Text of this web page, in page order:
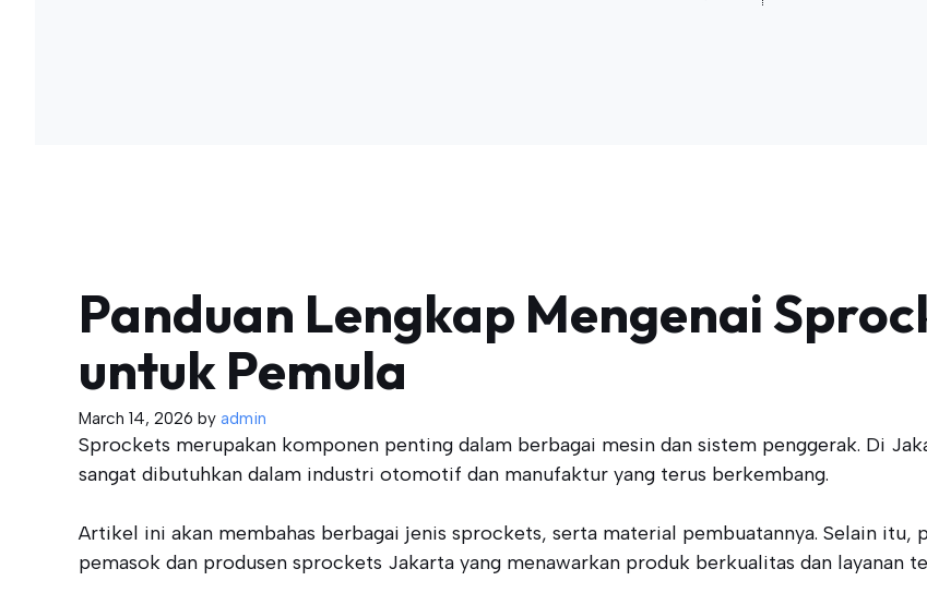
Panduan Lengkap Mengenai
untuk Pemula
March 14, 2026 by admin
Sprockets merupakan komponen penting dalam berbagai mesin dan sistem penggerak. Di
sangat dibutuhkan dalam industri otomotif dan manufaktur yang terus berkembang.
Artikel ini akan membahas berbagai jenis sprockets, serta material pembuatannya. Selain itu,
pemasok dan produsen sprockets Jakarta yang menawarkan produk berkualitas dan layanan